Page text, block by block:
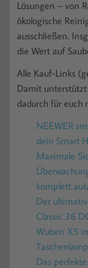
Lösungen – von
ökologische
ausschließen.
die Wert auf
Alle Kauf-Links
Damit
dadurch für euch
NEEWER
dein Smart
Maximale
komplett
Der
Classic 36
Wuben X5
Das